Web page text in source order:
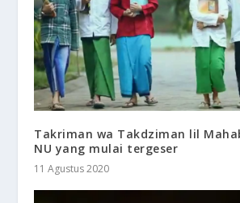
Takriman wa Takdziman lil
NU yang mulai tergeser
11 Agustus 2020